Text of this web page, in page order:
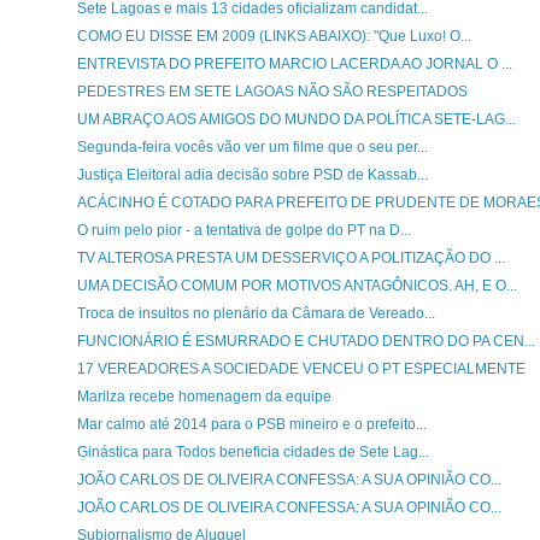
Sete Lagoas e mais 13 cidades oficializam candidat...
COMO EU DISSE EM 2009 (LINKS ABAIXO): "Que Luxo! O...
ENTREVISTA DO PREFEITO MARCIO LACERDA AO JORNAL O ...
PEDESTRES EM SETE LAGOAS NÃO SÃO RESPEITADOS
UM ABRAÇO AOS AMIGOS DO MUNDO DA POLÍTICA SETE-LAG...
Segunda-feira vocês vão ver um filme que o seu per...
Justiça Eleitoral adia decisão sobre PSD de Kassab...
ACÁCINHO É COTADO PARA PREFEITO DE PRUDENTE DE
O ruim pelo pior - a tentativa de golpe do PT na D...
TV ALTEROSA PRESTA UM DESSERVIÇO A POLITIZAÇÃO DO ...
UMA DECISÃO COMUM POR MOTIVOS ANTAGÔNICOS. AH, E O...
Troca de insultos no plenário da Câmara de Vereado...
FUNCIONÁRIO É ESMURRADO E CHUTADO DENTRO DO PA CEN...
17 VEREADORES A SOCIEDADE VENCEU O PT ESPECIALMENTE
Marilza recebe homenagem da equipe
Mar calmo até 2014 para o PSB mineiro e o prefeito...
Ginástica para Todos beneficia cidades de Sete Lag...
JOÃO CARLOS DE OLIVEIRA CONFESSA: A SUA OPINIÃO CO...
JOÃO CARLOS DE OLIVEIRA CONFESSA: A SUA OPINIÃO CO...
Subjornalismo de Aluguel